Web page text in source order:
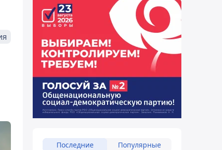
Последние Популярные